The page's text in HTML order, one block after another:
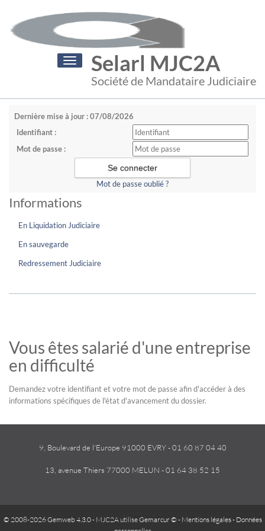
Selarl MJC2A
Société de Mandataire Judiciaire
Toggle
navigation
Dernière mise à jour : 07/08/2026
Identifiant :
Mot de passe :
Mot de passe oublié ?
Informations
En Liquidation Judiciaire
En sauvegarde
Redressement Judiciaire
Vous êtes salarié d'une entreprise
en difficulté
Demandez votre identifiant et votre mot de passe afin d'accéder à des
informations spécifiques de l'état d'avancement du dossier.
9, Boulevard de l'Europe 91000 EVRY - 01 60 87 04 40
13, avenue Thiers 77000 MELUN - 01 64 38 52 15
© 2008-2026 Gemweb 4.3.0- MJC2A utiliseGemarcur © - Mentions légales- Données